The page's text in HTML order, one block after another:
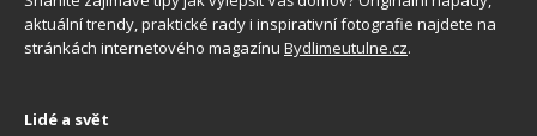
aktuální trendy, praktické rady i inspirativní fotografie najdete na
stránkách internetového magazínu Bydlimeutulne.cz.
Lidé a svět